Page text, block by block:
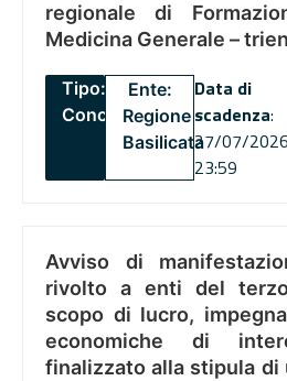
regionale di
Medicina Generale –
Tipo:
Concorsi
Ente:
Regione
Basilicata
Data di
scadenza:
27/07/2026
23:59
Avviso di
rivolto a enti del
scopo di lucro,
economiche di
finalizzato alla stipula di